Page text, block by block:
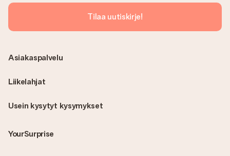
Tilaa uutiskirje!
Usein kysytyt kysymykset
YourSurprise
Asiakaspalvelu
Liikelahjat